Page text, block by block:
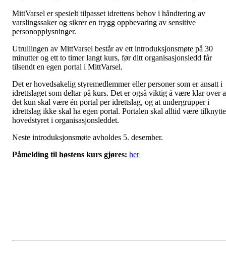
MittVarsel er spesielt tilpasset idrettens behov i håndtering av
varslingssaker og sikrer en trygg oppbevaring av sensitive
personopplysninger.
Utrullingen av MittVarsel består av ett introduksjonsmøte på 30
minutter og ett to timer langt kurs, før ditt organisasjonsledd får
tilsendt en egen portal i MittVarsel.
Det er hovedsakelig styremedlemmer eller personer som er ansatt i
idrettslaget som deltar på kurs. Det er også viktig å være klar over
det kun skal være én portal per idrettslag, og at undergrupper i
idrettslag ikke skal ha egen portal. Portalen skal alltid være
hovedstyret i organisasjonsleddet.
Neste introduksjonsmøte avholdes 5. desember.
Påmelding til høstens kurs gjøres: her